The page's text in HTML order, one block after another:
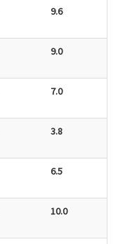
9.6
9.0
7.0
3.8
6.5
10.0